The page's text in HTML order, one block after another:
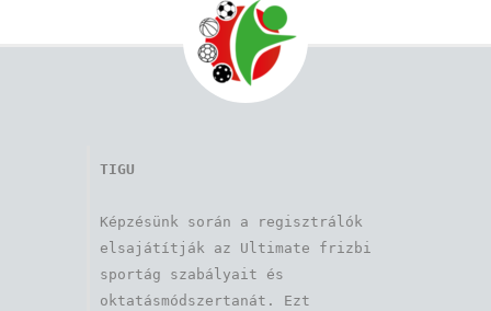
TIGU
Képzésünk során a regisztrálók
elsajátítják az Ultimate frizbi
sportág szabályait és
oktatásmódszertanát. Ezt